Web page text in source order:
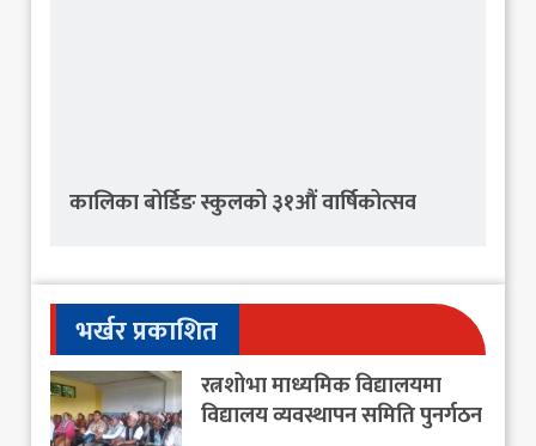
कालिका बोर्डिङ स्कुलको ३१औं वार्षिकोत्सव
भर्खर प्रकाशित
रत्नशोभा माध्यमिक विद्यालयमा
विद्यालय व्यवस्थापन समिति पुनर्गठन